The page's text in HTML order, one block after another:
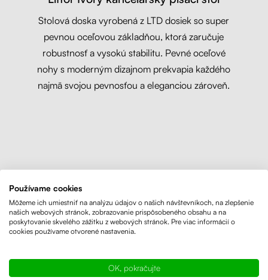
Stolová doska vyrobená z LTD dosiek so super
pevnou oceľovou základňou, ktorá zaručuje
robustnosť a vysokú stabilitu. Pevné oceľové
nohy s moderným dizajnom prekvapia každého
najmä svojou pevnosťou a eleganciou zároveň.
Používame cookies
Môžeme ich umiestniť na analýzu údajov o našich návštevníkoch, na zlepšenie
našich webových stránok, zobrazovanie prispôsobeného obsahu a na
poskytovanie skvelého zážitku z webových stránok. Pre viac informácií o
cookies používame otvorené nastavenia.
OK, pokračujte